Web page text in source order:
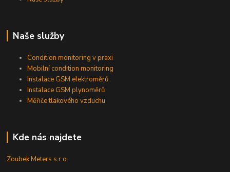
Naše služby
Condition monitoring v praxi
Mobilní condition monitoring
Instalace GSM elektroměrů
Instalace GSM plynoměrů
Měřiče tlakového vzduchu
Kde nás najdete
Zoubek Meters s.r.o.